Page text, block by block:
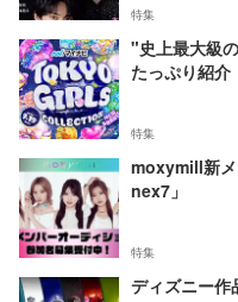
特集
"史上最大級
たっぷり紹介
特集
moxymill新
nex7」
特集
ディズニー作